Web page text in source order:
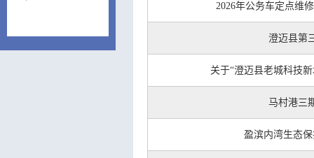
2026年公务车定点维
澄迈县第
关于“澄迈县老城科技
马村港三
盈滨内湾生态